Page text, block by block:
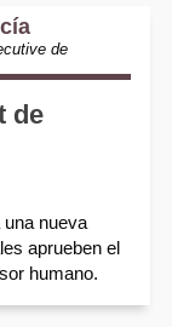
de
de
nueva
aprueben el
humano.